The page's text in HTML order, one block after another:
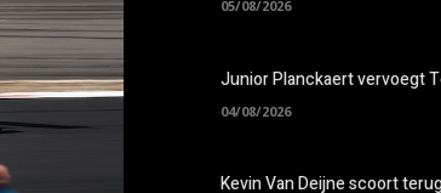
05/08/2026
Junior Planckaert vervoegt
04/08/2026
Kevin Van Deijne scoort